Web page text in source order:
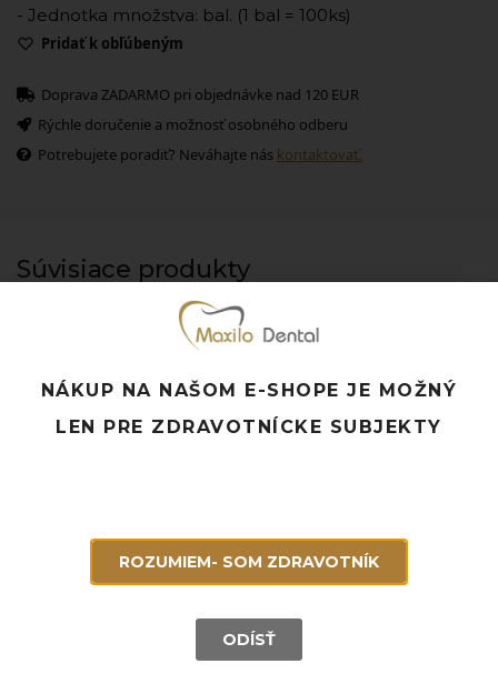
- Jednotka množstva: bal. (1 bal = 100ks)
Pridať k obľúbeným
Doprava ZADARMO pri objednávke nad 120 EUR
Rýchle doručenie a možnosť osobného odberu
Potrebujete poradiť? Neváhajte nás kontaktovať.
Súvisiace produkty
NÁKUP NA NAŠOM E-SHOPE JE MOŽNÝ
LEN PRE ZDRAVOTNÍCKE SUBJEKTY
ROZUMIEM- SOM ZDRAVOTNÍK
ODÍSŤ